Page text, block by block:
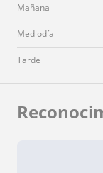
Mañana
Mediodía
Tarde